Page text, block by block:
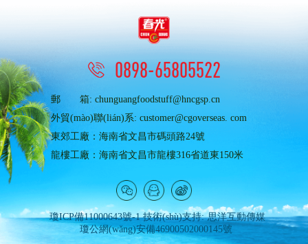
0898-65805522
郵 箱: chunguangfoodstuff@hncgsp.cn
外貿(mào)聯(lián)系: customer@cgoverseas. com
東郊工廠：海南省文昌市碼頭路24號
龍樓工廠：海南省文昌市龍樓316省道東150米
瓊ICP備11000643號-1 技術(shù)支持: 思洋互動傳媒
瓊公網(wǎng)安備46900502000145號